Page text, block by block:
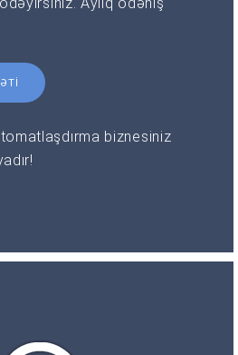
Aylıq ödəniş
biznesiniz